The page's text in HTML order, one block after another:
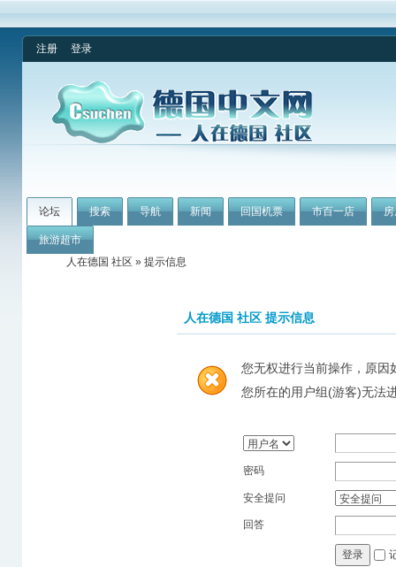
注册 登录
论坛 搜索 导航 新闻 回国机票 市百一店
旅游超市
人在德国 社区 » 提示信息
人在德国 社区 提示信息
您无权进行当前操作，原因
您所在的用户组(游客)无法
密码
安全提问
回答
登录